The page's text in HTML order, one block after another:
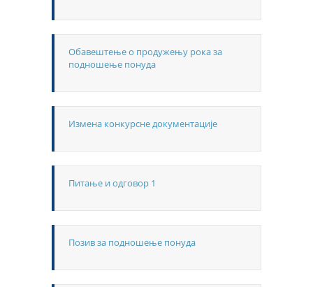
Обавештење о продужењу рока за
подношење понуда
Измена конкурсне документације
Питање и одговор 1
Позив за подношење понуда